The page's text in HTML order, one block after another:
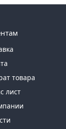
товара
лист